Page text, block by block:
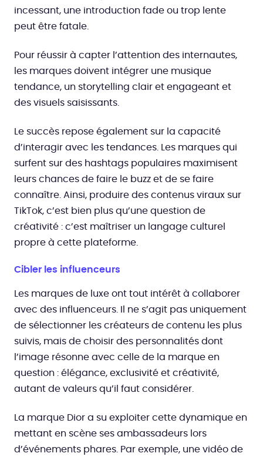
incessant, une introduction fade ou trop lente
peut être fatale.
Pour réussir à capter l’attention des internautes,
les marques doivent intégrer une musique
tendance, un storytelling clair et engageant et
des visuels saisissants.
Le succès repose également sur la capacité
d’interagir avec les tendances. Les marques qui
surfent sur des hashtags populaires maximisent
leurs chances de faire le buzz et de se faire
connaître. Ainsi, produire des contenus viraux sur
TikTok, c’est bien plus qu’une question de
créativité : c’est maîtriser un langage culturel
propre à cette plateforme.
Cibler les influenceurs
Les marques de luxe ont tout intérêt à collaborer
avec des influenceurs. Il ne s’agit pas uniquement
de sélectionner les créateurs de contenu les plus
suivis, mais de choisir des personnalités dont
l’image résonne avec celle de la marque en
question : élégance, exclusivité et créativité,
autant de valeurs qu’il faut considérer.
La marque Dior a su exploiter cette dynamique en
mettant en scène ses ambassadeurs lors
d’événements phares. Par exemple, une vidéo de